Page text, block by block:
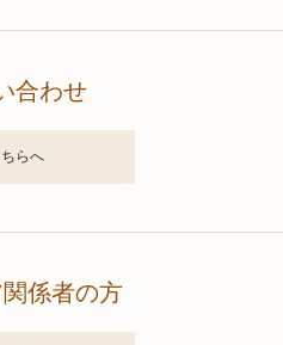
合わせ
らへ
係者の方